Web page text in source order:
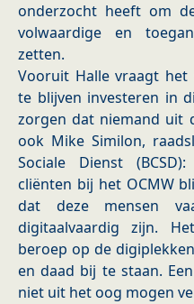
onderzocht heeft om
volwaardige en
zetten.
Vooruit Halle vraagt het
te blijven investeren in
zorgen dat niemand uit
ook Mike Similon,
Sociale Dienst
cliënten bij het OCMW
dat deze mensen
digitaalvaardig zijn.
beroep op de
en daad bij te staan.
niet uit het oog mogen